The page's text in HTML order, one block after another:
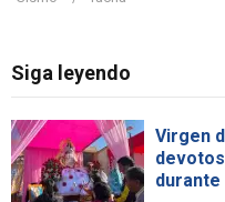
Siga leyendo
Virgen